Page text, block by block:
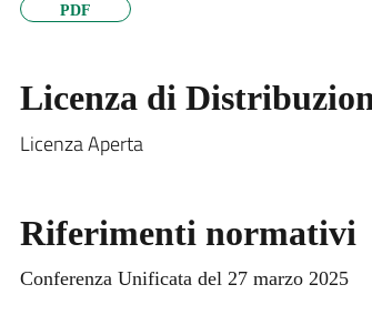
PDF
Licenza di
Licenza Aperta
Riferimenti normativi
Conferenza Unificata del 27 marzo 2025